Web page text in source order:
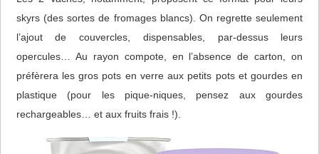
skyrs (des sortes de fromages blancs). On regrette seulement
l’ajout de couvercles, dispensables, par-dessus leurs
opercules… Au rayon compote, en l’absence de carton, on
préfèrera les gros pots en verre aux petits pots et gourdes en
plastique (pour les pique-niques, pensez aux gourdes
rechargeables… et aux fruits frais !).